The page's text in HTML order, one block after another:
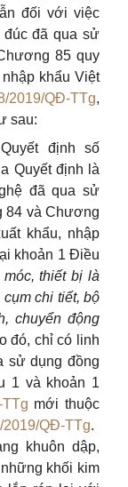
đối với việc
đúc đã qua sử
85 quy
khẩu Việt
2019/QĐ-TTg,
sau:
định số
Quyết định là
đã qua sử
84 và Chương
khẩu, nhập
khoản 1 Điều
móc, thiết bị là
chi tiết, bộ
chuyển động
đó, chỉ có linh
sử dụng đồng
1 và khoản 1
mới thuộc
2019/QĐ-TTg.
khuôn dập,
khối kim